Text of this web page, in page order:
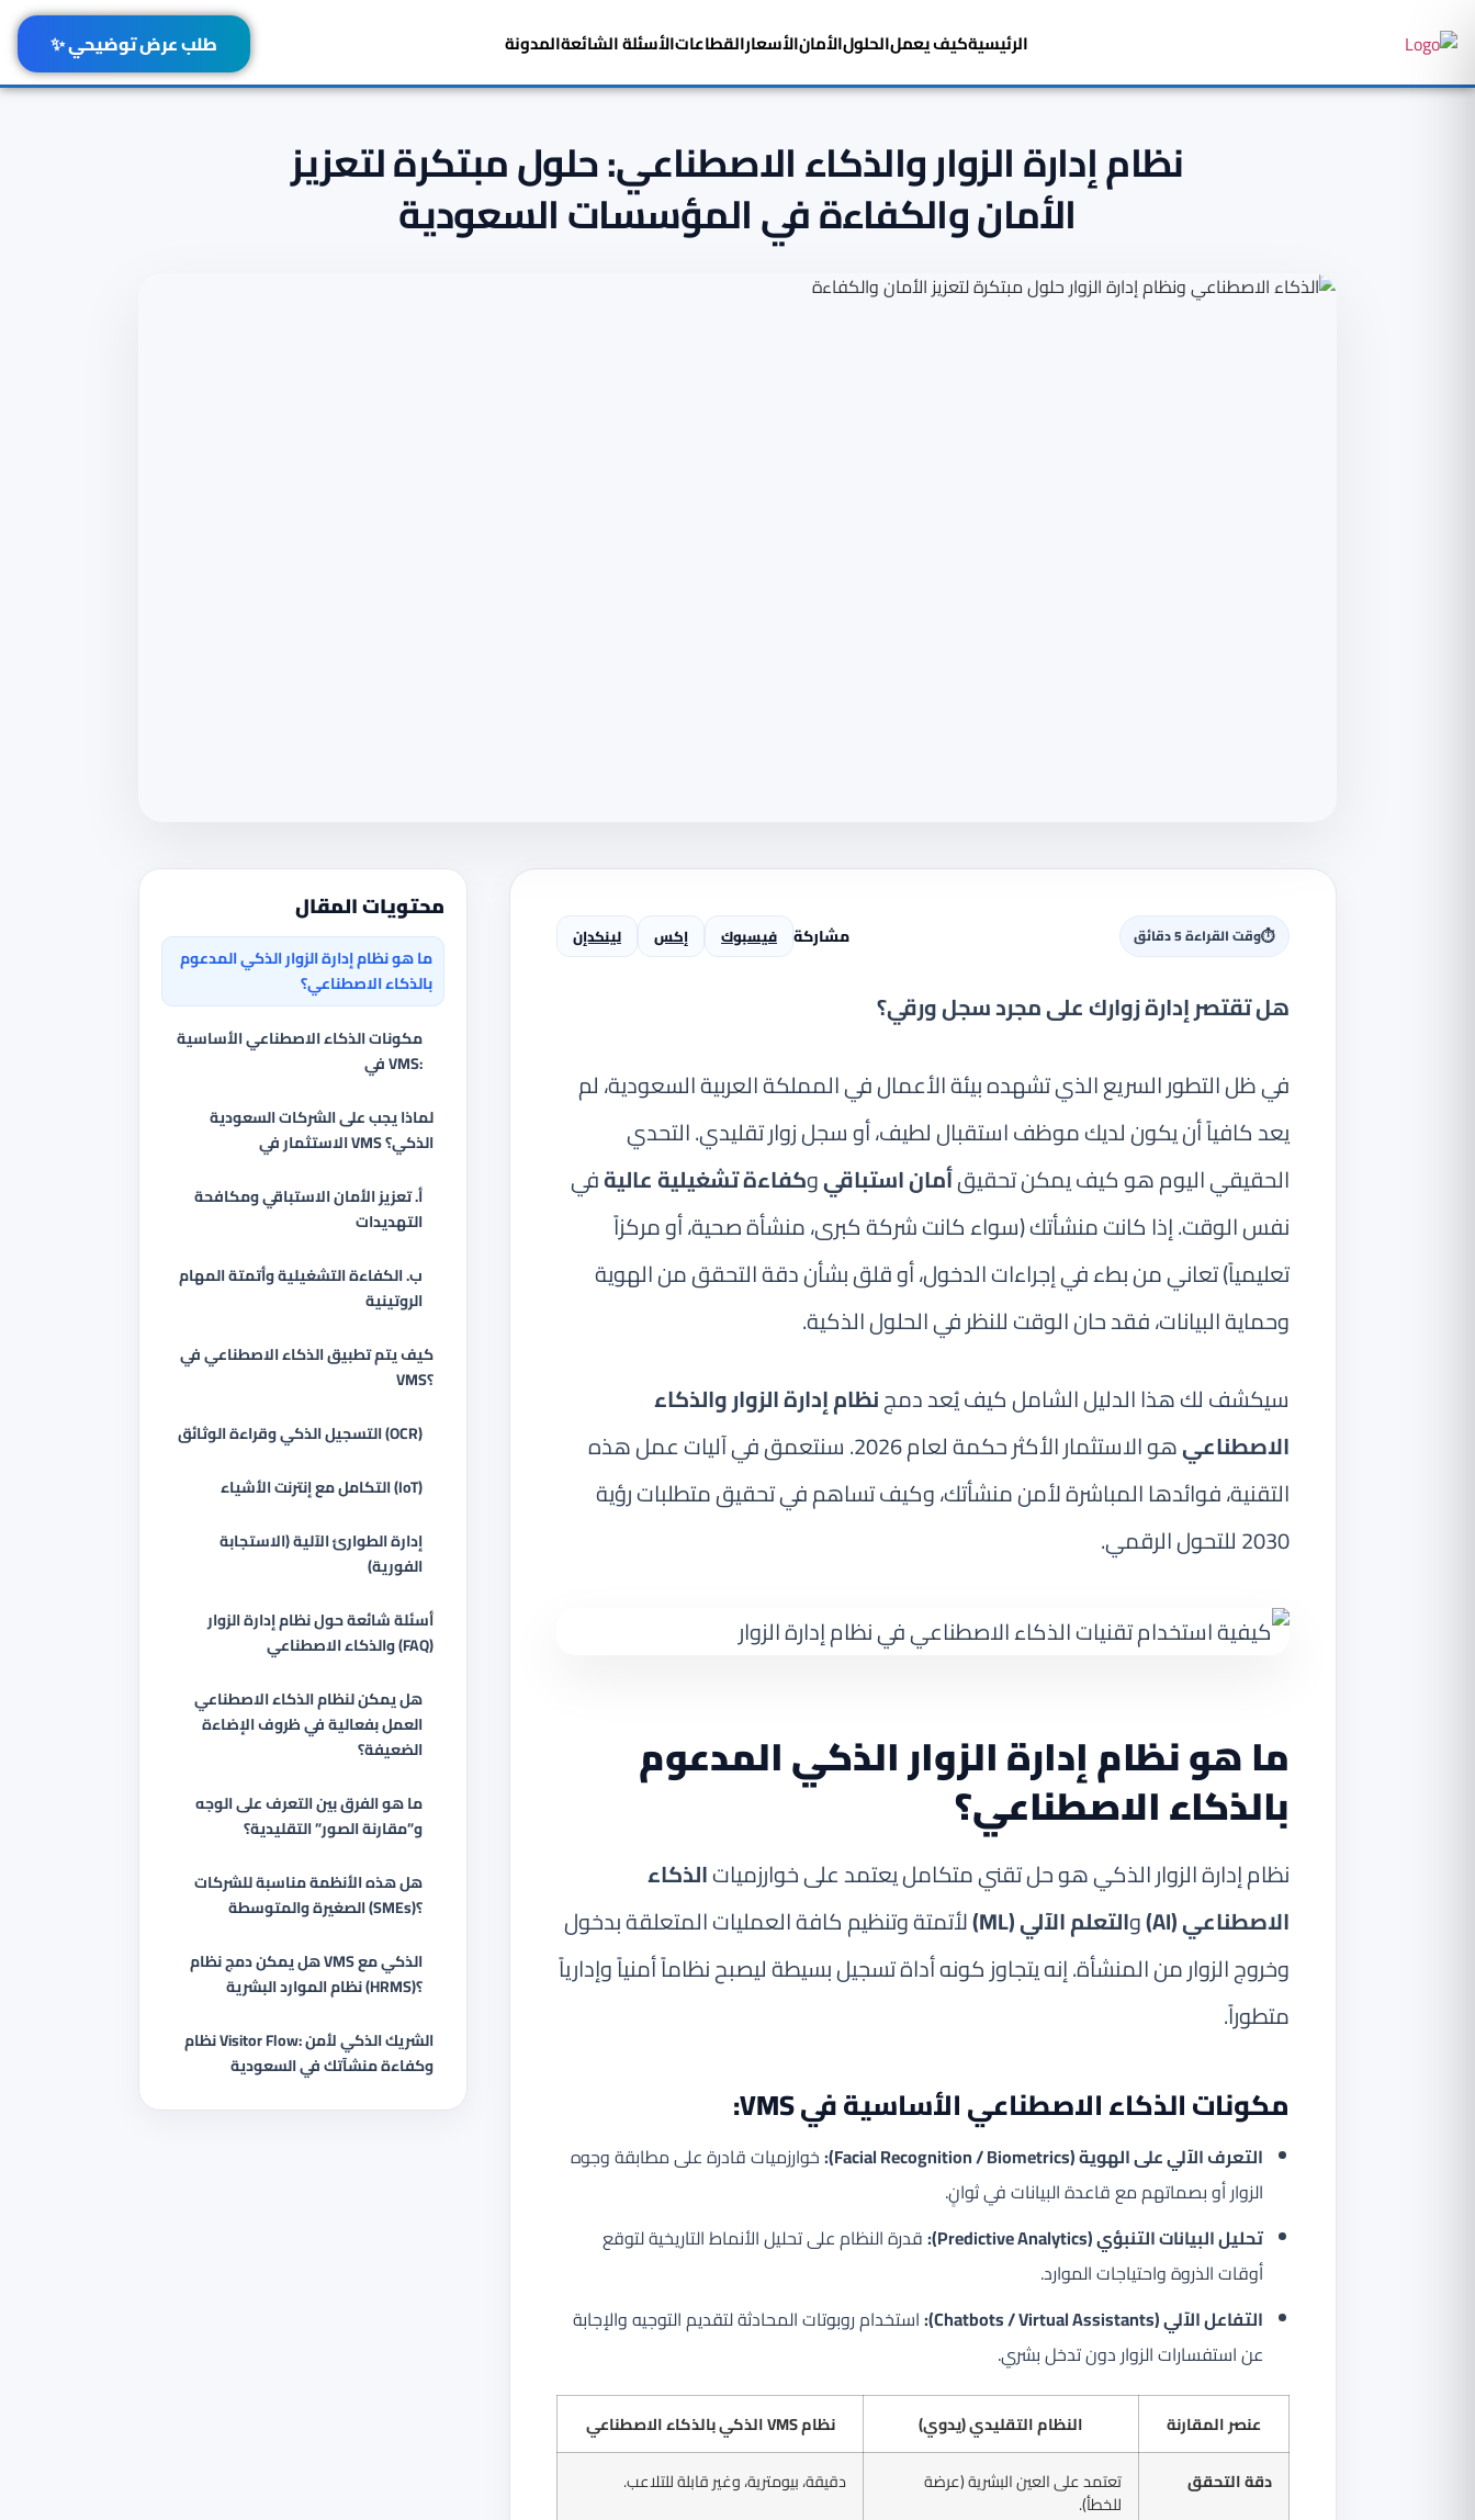
الرئيسيةكيف يعملالحلولالأمانالأسعارالقطاعاتالأسئلة الشائعةالمدونة طلب عرض توضيحي ✨
نظام إدارة الزوار والذكاء الاصطناعي: حلول مبتكرة لتعزيز
الأمان والكفاءة في المؤسسات السعودية
محتويات المقال
ما هو نظام إدارة الزوار الذكي المدعوم
بالذكاء الاصطناعي؟
مكونات الذكاء الاصطناعي الأساسية
في VMS:
لماذا يجب على الشركات السعودية
الاستثمار في VMS الذكي؟
أ. تعزيز الأمان الاستباقي ومكافحة
التهديدات
ب. الكفاءة التشغيلية وأتمتة المهام
الروتينية
كيف يتم تطبيق الذكاء الاصطناعي في
VMS؟
التسجيل الذكي وقراءة الوثائق (OCR)
التكامل مع إنترنت الأشياء (IoT)
إدارة الطوارئ الآلية (الاستجابة
الفورية)
أسئلة شائعة حول نظام إدارة الزوار
والذكاء الاصطناعي (FAQ)
هل يمكن لنظام الذكاء الاصطناعي
العمل بفعالية في ظروف الإضاءة
الضعيفة؟
ما هو الفرق بين التعرف على الوجه
و”مقارنة الصور” التقليدية؟
هل هذه الأنظمة مناسبة للشركات
الصغيرة والمتوسطة (SMEs)؟
هل يمكن دمج نظام VMS الذكي مع
نظام الموارد البشرية (HRMS)؟
نظام Visitor Flow: الشريك الذكي لأمن
وكفاءة منشآتك في السعودية
⏱وقت القراءة 5 دقائق مشاركة فيسبوك إكس لينكدإن
هل تقتصر إدارة زوارك على مجرد سجل ورقي؟
في ظل التطور السريع الذي تشهده بيئة الأعمال في المملكة العربية السعودية، لم
يعد كافياً أن يكون لديك موظف استقبال لطيف، أو سجل زوار تقليدي. التحدي
الحقيقي اليوم هو كيف يمكن تحقيقأمان استباقيوكفاءة تشغيلية عاليةفي
نفس الوقت. إذا كانت منشأتك (سواء كانت شركة كبرى، منشأة صحية، أو مركزاً
تعليمياً) تعاني من بطء في إجراءات الدخول، أو قلق بشأن دقة التحقق من الهوية
وحماية البيانات، فقد حان الوقت للنظر في الحلول الذكية.
سيكشف لك هذا الدليل الشامل كيف يُعد دمجنظام إدارة الزوار والذكاء
الاصطناعي
هو الاستثمار الأكثر حكمة لعام 2026. سنتعمق في آليات عمل هذه
التقنية، فوائدها المباشرة لأمن منشأتك، وكيف تساهم في تحقيق متطلبات رؤية
2030 للتحول الرقمي.
ما هو نظام إدارة الزوار الذكي المدعوم
بالذكاء الاصطناعي؟
نظام إدارة الزوار الذكي هو حل تقني متكامل يعتمد على خوارزمياتالذكاء
الاصطناعي (AI)
والتعلم الآلي (ML)
لأتمتة وتنظيم كافة العمليات المتعلقة بدخول
وخروج الزوار من المنشأة. إنه يتجاوز كونه أداة تسجيل بسيطة ليصبح نظاماً أمنياً وإدارياً
متطوراً.
مكونات الذكاء الاصطناعي الأساسية في VMS:
التعرف الآلي على الهوية (Facial Recognition / Biometrics):
خوارزميات قادرة على مطابقة وجوه
الزوار أو بصماتهم مع قاعدة البيانات في ثوانٍ.
تحليل البيانات التنبؤي (Predictive Analytics):
قدرة النظام على تحليل الأنماط التاريخية لتوقع
أوقات الذروة واحتياجات الموارد.
التفاعل الآلي (Chatbots / Virtual Assistants):
استخدام روبوتات المحادثة لتقديم التوجيه والإجابة
عن استفسارات الزوار دون تدخل بشري.
عنصر المقارنة النظام التقليدي (يدوي)
نظام VMS الذكي بالذكاء الاصطناعي
دقة التحقق
تعتمد على العين البشرية (عرضة
للخطأ).
دقيقة، بيومترية، وغير قابلة للتلاعب.